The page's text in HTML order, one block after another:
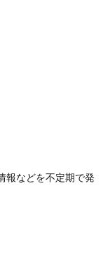
報などを不定期で発